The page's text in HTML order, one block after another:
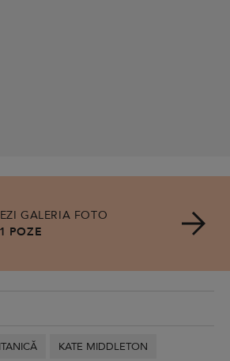
GALERIA FOTO
POZE
KATE MIDDLETON